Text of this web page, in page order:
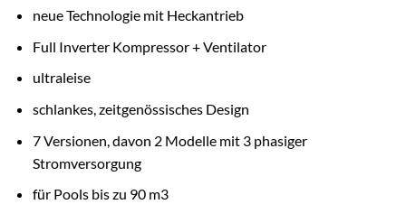
neue Technologie mit Heckantrieb
Full Inverter Kompressor + Ventilator
ultraleise
schlankes, zeitgenössisches Design
7 Versionen, davon 2 Modelle mit 3 phasiger
Stromversorgung
für Pools bis zu 90 m3